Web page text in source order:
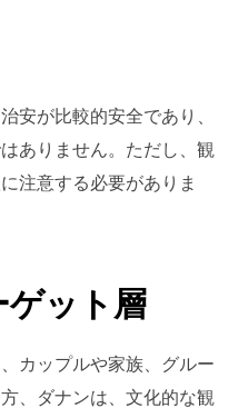
安が比較的安全であり、
ありません。ただし、観
注意する必要がありま
ゲット層
カップルや家族、グルー
、ダナンは、文化的な観